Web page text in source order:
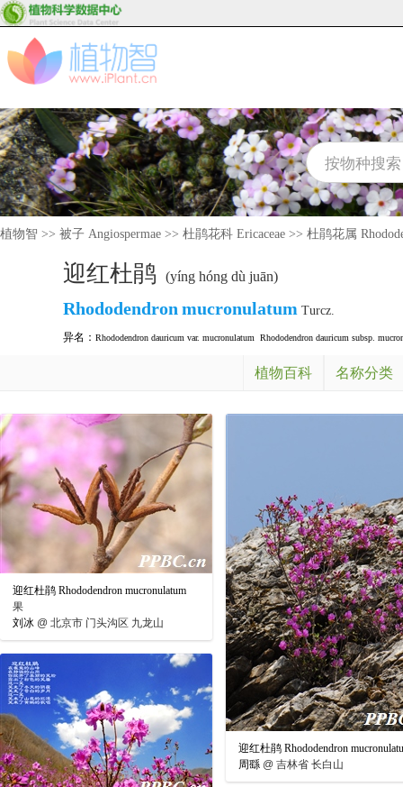
植物智 >> 被子 Angiospermae >> 杜鹃花科 Ericaceae >> 杜鹃花属
迎红杜鹃 (yíng hóng dù juān)
Rhododendron mucronulatum Turcz.
异名： Rhododendron dauricum var. mucronulatum Rhododendron dauricum subsp.
植物百科 名称分类
迎红杜鹃 Rhododendron mucronulatum
果
刘冰 @ 北京市 门头沟区 九龙山
迎红杜鹃 Rhododendron
周繇 @ 吉林省 长白山